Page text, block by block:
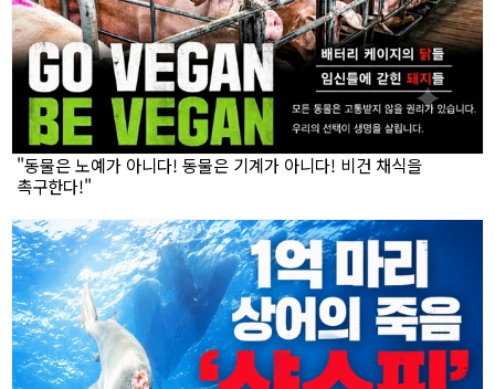
"동물은 노예가 아니다! 동물은 기계가 아니다! 비건 채식을
촉구한다!"